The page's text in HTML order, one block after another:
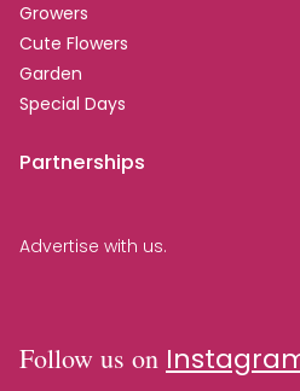
Growers
Cute Flowers
Garden
Special Days
Partnerships
Advertise with us.
Follow us on